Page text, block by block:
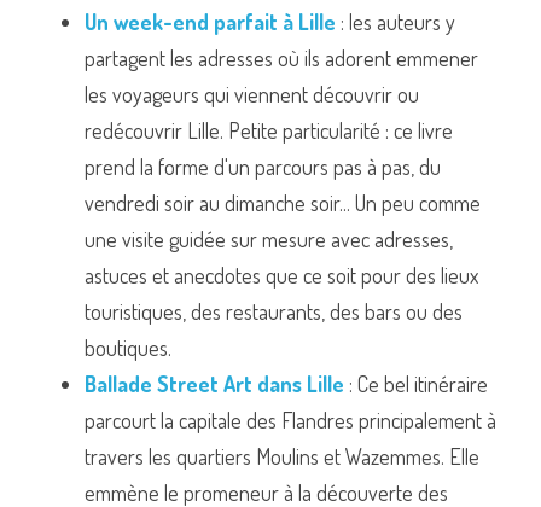
Un week-end parfait à Lille : les auteurs y
partagent les adresses où ils adorent emmener
les voyageurs qui viennent découvrir ou
redécouvrir Lille. Petite particularité : ce livre
prend la forme d'un parcours pas à pas, du
vendredi soir au dimanche soir... Un peu comme
une visite guidée sur mesure avec adresses,
astuces et anecdotes que ce soit pour des lieux
touristiques, des restaurants, des bars ou des
boutiques.
Ballade Street Art dans Lille : Ce bel itinéraire
parcourt la capitale des Flandres principalement à
travers les quartiers Moulins et Wazemmes. Elle
emmène le promeneur à la découverte des